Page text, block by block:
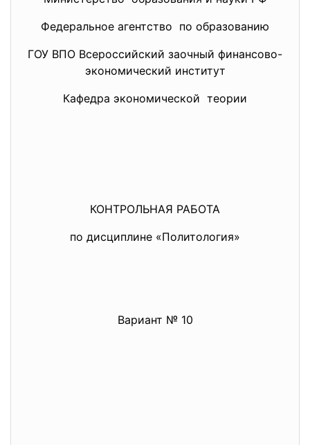
Федеральное агентство по образованию
ГОУ ВПО Всероссийский заочный финансово-
экономический институт
Кафедра экономической теории
КОНТРОЛЬНАЯ РАБОТА
по дисциплине «Политология»
Вариант № 10